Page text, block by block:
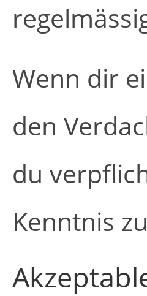
Wenn dir
den
du
Kenntnis